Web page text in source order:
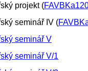
projekt (
seminář IV (
seminář V
seminář V/1